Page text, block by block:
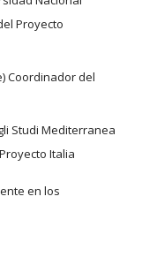
Proyecto
Coordinador del
Studi Mediterranea
Italia
en los